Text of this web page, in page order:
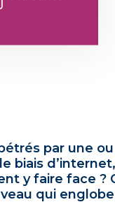
par une
biais
y faire face
qui